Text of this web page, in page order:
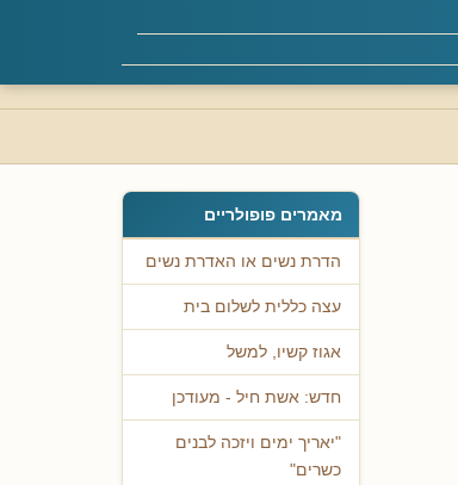
מאמרים פופולריים
הדרת נשים או האדרת נשים
עצה כללית לשלום בית
אגוז קשיו, למשל
חדש: אשת חיל - מעודכן
"יאריך ימים ויזכה לבנים
כשרים"